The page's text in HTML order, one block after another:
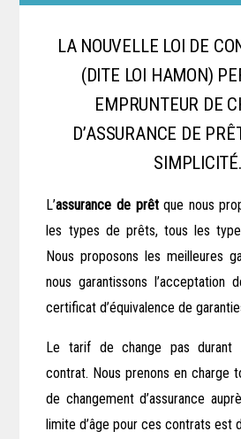
LA NOUVELLE LOI DE
(DITE LOI HAMON)
EMPRUNTEUR DE
D’ASSURANCE DE
SIMPLICITÉ.
L’assurance de prêtque nous
les types de prêts, tous les
Nous proposons les meilleures
nous garantissons l’acceptation
certificat d’équivalence de
Le tarif de change pas
contrat. Nous prenons en charge
de changement d’assurance
limite d’âge pour ces contrats est